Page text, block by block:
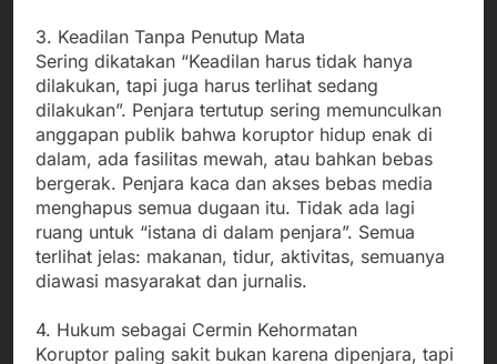
3. Keadilan Tanpa Penutup Mata
Sering dikatakan “Keadilan harus tidak hanya
dilakukan, tapi juga harus terlihat sedang
dilakukan”. Penjara tertutup sering memunculkan
anggapan publik bahwa koruptor hidup enak di
dalam, ada fasilitas mewah, atau bahkan bebas
bergerak. Penjara kaca dan akses bebas media
menghapus semua dugaan itu. Tidak ada lagi
ruang untuk “istana di dalam penjara”. Semua
terlihat jelas: makanan, tidur, aktivitas, semuanya
diawasi masyarakat dan jurnalis.
4. Hukum sebagai Cermin Kehormatan
Koruptor paling sakit bukan karena dipenjara, tapi